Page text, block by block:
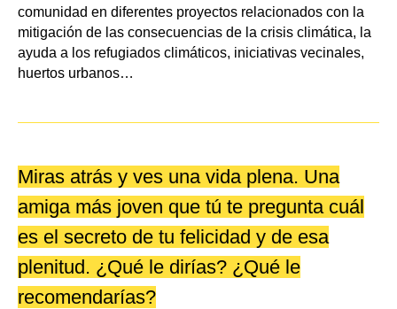
comunidad en diferentes proyectos relacionados con la
mitigación de las consecuencias de la crisis climática, la
ayuda a los refugiados climáticos, iniciativas vecinales,
huertos urbanos…
Miras atrás y ves una vida plena. Una
amiga más joven que tú te pregunta cuál
es el secreto de tu felicidad y de esa
plenitud. ¿Qué le dirías? ¿Qué le
recomendarías?